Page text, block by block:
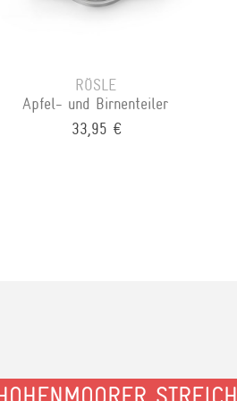
RÖSLE
Apfel- und Birnenteiler
33,95 €